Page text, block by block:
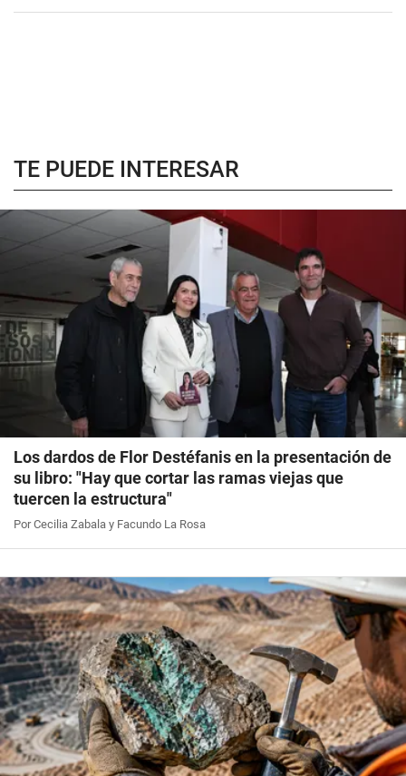
TE PUEDE INTERESAR
Los dardos de Flor Destéfanis en la presentación de
su libro: "Hay que cortar las ramas viejas que
tuercen la estructura"
Por Cecilia Zabala y Facundo La Rosa